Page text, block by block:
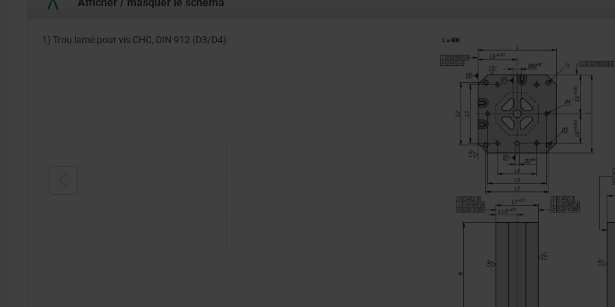
1) Trou lamé pour vis CHC, DIN 912 (D3/D4)